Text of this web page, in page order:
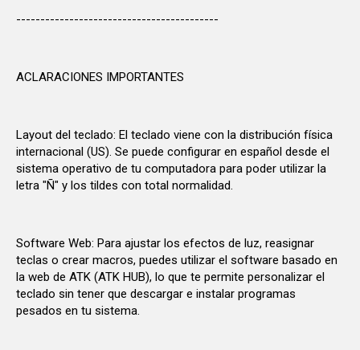
------------------------------------------
ACLARACIONES IMPORTANTES
Layout del teclado: El teclado viene con la distribución física
internacional (US). Se puede configurar en español desde el
sistema operativo de tu computadora para poder utilizar la
letra "Ñ" y los tildes con total normalidad.
Software Web: Para ajustar los efectos de luz, reasignar
teclas o crear macros, puedes utilizar el software basado en
la web de ATK (ATK HUB), lo que te permite personalizar el
teclado sin tener que descargar e instalar programas
pesados en tu sistema.